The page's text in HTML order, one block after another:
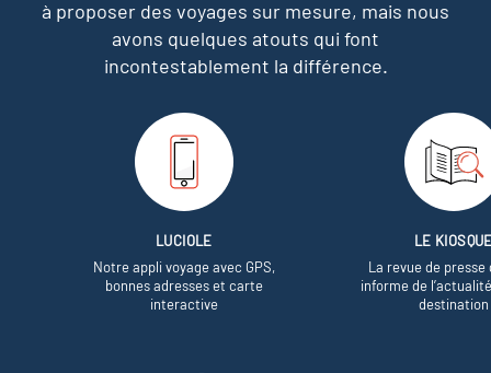
à proposer des voyages sur mesure, mais nous
avons quelques atouts qui font
incontestablement la différence.
LUCIOLE
Notre appli voyage avec GPS,
bonnes adresses et carte
interactive
LE
La revue de presse
informe de
destination